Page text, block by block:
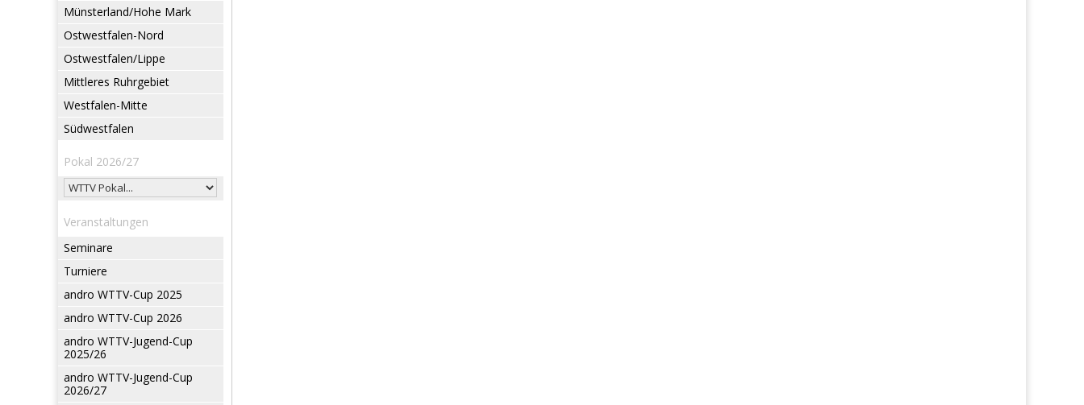
Münsterland/Hohe Mark
Ostwestfalen-Nord
Ostwestfalen/Lippe
Mittleres Ruhrgebiet
Westfalen-Mitte
Südwestfalen
Pokal 2026/27
Veranstaltungen
Seminare
Turniere
andro WTTV-Cup 2025
andro WTTV-Cup 2026
andro WTTV-Jugend-Cup
2025/26
andro WTTV-Jugend-Cup
2026/27